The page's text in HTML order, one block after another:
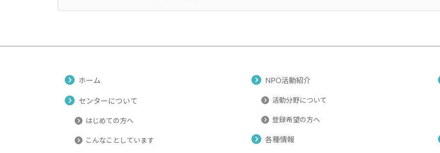
ホーム
センターについて
はじめての方へ
こんなことしています
NPO活動紹介
活動分野について
登録希望の方へ
各種情報